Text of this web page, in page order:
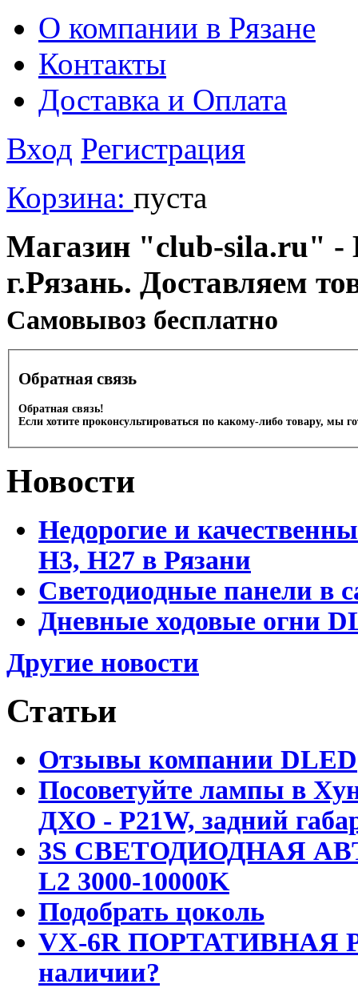
О компании в Рязане
Контакты
Доставка и Оплата
Вход Регистрация
Корзина: пуста
Магазин "club-sila.ru" -
г.Рязань. Доставляем
Cамовывоз бесплатно
Обратная связь
Обратная связь!
Если хотите проконсультироваться по какому-либо товару, мы
Новости
Недорогие и
Н3, Н27 в Рязани
Светодиодные панели в
Дневные ходовые огни
Другие новости
Статьи
Отзывы компании DLED
Посоветуйте лампы в
ДХО - P21W, задний
3S СВЕТОДИОДНАЯ
L2 3000-10000K
Подобрать цоколь
VX-6R ПОРТАТИВНАЯ
наличии?